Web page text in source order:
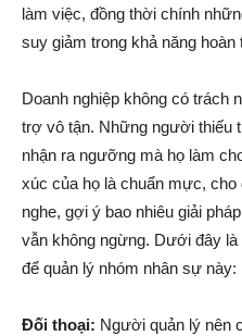
làm việc, đồng thời chính
suy giảm trong khả năng hoàn
Doanh nghiệp không có trách
trợ vô tận. Những người thiếu
nhận ra ngưỡng mà họ làm
xúc của họ là chuẩn mực, cho
nghe, gợi ý bao nhiêu giải
vẫn không ngừng. Dưới đây
để quản lý nhóm nhân sự này:
Đối thoại: Người quản lý nên